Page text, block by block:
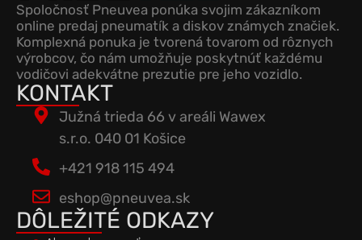
Spoločnosť Pneuvea ponúka svojim zákazníkom
online predaj pneumatík a diskov známych značiek.
Komplexná ponuka je tvorená tovarom od rôznych
výrobcov, čo nám umožňuje poskytnúť každému
vodičovi adekvátne prezutie pre jeho vozidlo.
KONTAKT
Južná trieda 66 v areáli Wawex
s.r.o. 040 01 Košice
+421 918 115 494
eshop@pneuvea.sk
DÔLEŽITÉ ODKAZY